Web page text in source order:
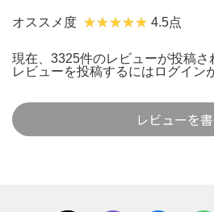
オススメ度 4.5点
現在、3325件のレビューが投稿さ
レビューを投稿するには ログイン
レビューを書